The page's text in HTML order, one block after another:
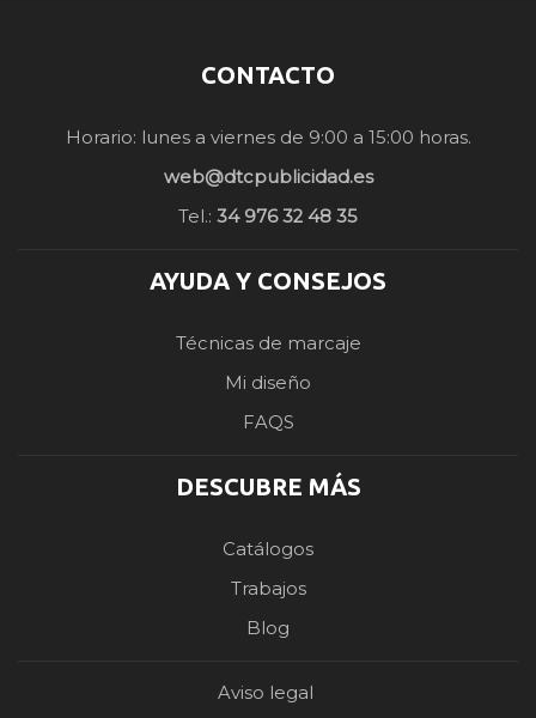
CONTACTO
Horario: lunes a viernes de 9:00 a 15:00 horas.
web@dtcpublicidad.es
Tel.: 34 976 32 48 35
AYUDA Y CONSEJOS
Técnicas de marcaje
Mi diseño
FAQS
DESCUBRE MÁS
Catálogos
Trabajos
Blog
Aviso legal